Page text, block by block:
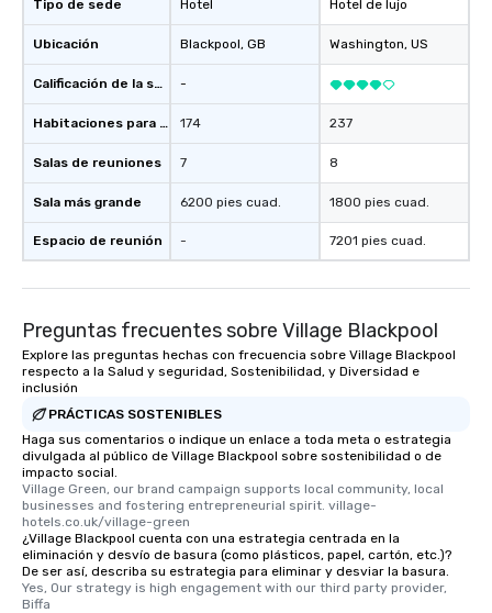
Tipo de sede
Ubicación
Calificación de la sede
Habitaciones para huéspedes
Salas de reuniones
Sala más grande
Espacio de reunión
Hotel
Blackpool, GB
-
174
7
6200 pies cuad.
-
Hotel de lujo
Washington, US
237
8
1800 pies cuad.
7201 pies cuad.
Preguntas frecuentes sobre Village Blackpool
Explore las preguntas hechas con frecuencia sobre Village Blackpool
respecto a la Salud y seguridad, Sostenibilidad, y Diversidad e
inclusión
PRÁCTICAS SOSTENIBLES
Haga sus comentarios o indique un enlace a toda meta o estrategia
divulgada al público de Village Blackpool sobre sostenibilidad o de
impacto social.
Village Green, our brand campaign supports local community, local
businesses and fostering entrepreneurial spirit. village-
hotels.co.uk/village-green
¿Village Blackpool cuenta con una estrategia centrada en la
eliminación y desvío de basura (como plásticos, papel, cartón, etc.)?
De ser así, describa su estrategia para eliminar y desviar la basura.
Yes, Our strategy is high engagement with our third party provider,
Biffa